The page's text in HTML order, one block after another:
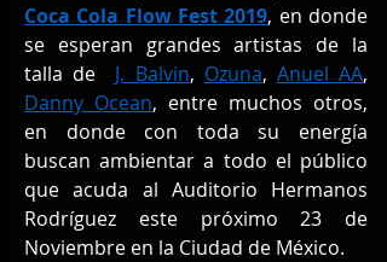
Coca Cola Flow Fest 2019, en donde
se esperan grandes artistas de la
talla de J. Balvin, Ozuna, Anuel AA
Danny Ocean, entre muchos otros,
en donde con toda su energía
buscan ambientar a todo el público
que acuda al Auditorio Hermanos
Rodríguez este próximo 23 de
Noviembre en la Ciudad de México.